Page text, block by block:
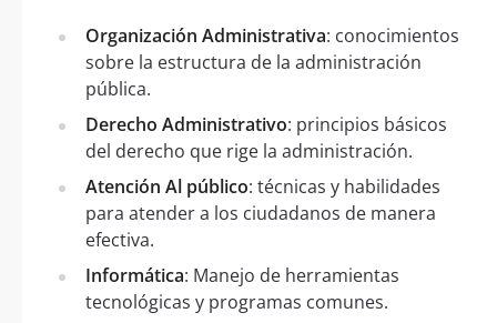
Organización Administrativa: conocimientos
sobre la estructura de la administración
pública.
Derecho Administrativo: principios básicos
del derecho que rige la administración.
Atención Al público: técnicas y habilidades
para atender a los ciudadanos de manera
efectiva.
Informática: Manejo de herramientas
tecnológicas y programas comunes.